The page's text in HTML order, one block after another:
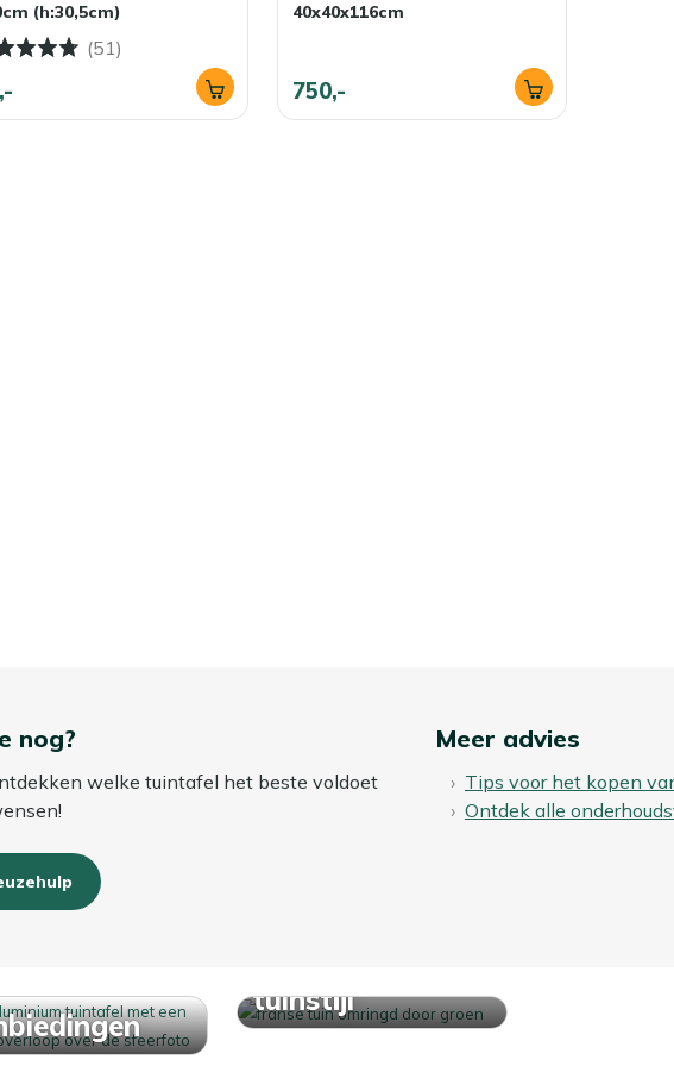
(h:30,5cm)
(51)
40x40x116cm
750,-
nog?
welke tuintafel het beste voldoet
Meer advies
Tips voor het kopen
Ontdek alle
tuinstijl